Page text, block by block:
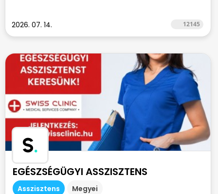
2026. 07. 14. 12145
S.
EGÉSZSÉGÜGYI ASSZISZTENS
Asszisztens Megyei